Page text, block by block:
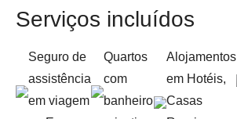
Serviços incluídos
Seguro de
assistência
em viagem
Quartos
com
banheiro
Alojamentos
em Hotéis,
Casas